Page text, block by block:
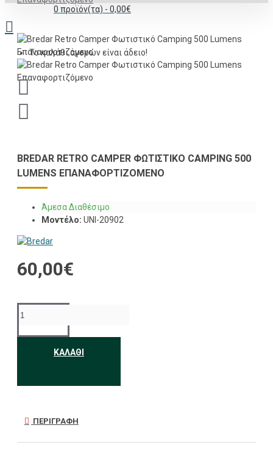
0 προϊόν(τα) - 0,00€
Το καλάθι αγορών είναι άδειο!
BREDAR RETRO CAMPER ΦΩΤΙΣΤΙΚΌ CAMPING 500
LUMENS ΕΠΑΝΑΦΟΡΤΙΖΌΜΕΝΟ
Άμεσα Διαθέσιμο
Μοντέλο: UNI-20902
60,00€
ΚΑΛΆΘΙ
ΠΕΡΙΓΡΑΦΉ